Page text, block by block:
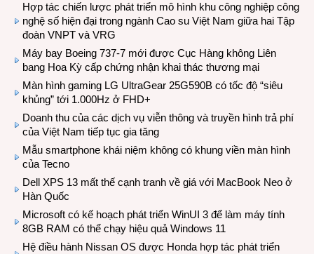
Hợp tác chiến lược phát triển mô hình khu công nghiệp công
nghệ số hiện đại trong ngành Cao su Việt Nam giữa hai Tập
đoàn VNPT và VRG
Máy bay Boeing 737-7 mới được Cục Hàng không Liên
bang Hoa Kỳ cấp chứng nhận khai thác thương mại
Màn hình gaming LG UltraGear 25G590B có tốc độ “siêu
khủng” tới 1.000Hz ở FHD+
Doanh thu của các dịch vụ viễn thông và truyền hình trả phí
của Việt Nam tiếp tục gia tăng
Mẫu smartphone khái niệm không có khung viền màn hình
của Tecno
Dell XPS 13 mất thế cạnh tranh về giá với MacBook Neo ở
Hàn Quốc
Microsoft có kế hoạch phát triển WinUI 3 để làm máy tính
8GB RAM có thể chạy hiệu quả Windows 11
Hệ điều hành Nissan OS được Honda hợp tác phát triển